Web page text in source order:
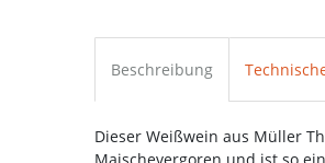
Beschreibung
Dieser Weißwein aus Müller